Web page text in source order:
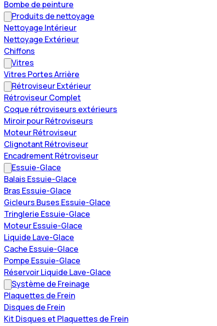
Bombe de peinture
Produits de nettoyage
Nettoyage Intérieur
Nettoyage Extérieur
Chiffons
Vitres
Vitres Portes Arrière
Rétroviseur Extérieur
Rétroviseur Complet
Coque rétroviseurs extérieurs
Miroir pour Rétroviseurs
Moteur Rétroviseur
Clignotant Rétroviseur
Encadrement Rétroviseur
Essuie-Glace
Balais Essuie-Glace
Bras Essuie-Glace
Gicleurs Buses Essuie-Glace
Tringlerie Essuie-Glace
Moteur Essuie-Glace
Liquide Lave-Glace
Cache Essuie-Glace
Pompe Essuie-Glace
Réservoir Liquide Lave-Glace
Système de Freinage
Plaquettes de Frein
Disques de Frein
Kit Disques et Plaquettes de Frein